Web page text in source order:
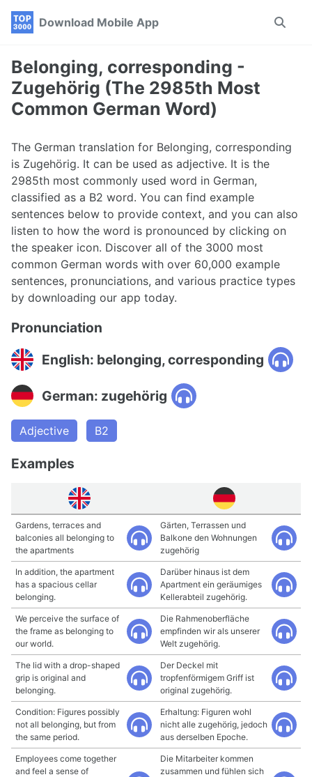
Skip
navigation
Skip
Skip
Download Mobile App
Toggle
Belonging, corresponding -
Zugehörig (The 2985th Most
Common German Word)
The German translation for Belonging, corresponding
is Zugehörig. It can be used as adjective. It is the
2985th most commonly used word in German,
classified as a B2 word. You can find example
sentences below to provide context, and you can also
listen to how the word is pronounced by clicking on
the speaker icon. Discover all of the 3000 most
common German words with over 60,000 example
sentences, pronunciations, and various practice types
by downloading our app today.
Pronunciation
English: belonging, corresponding
German: zugehörig
Adjective B2
Examples
Gardens, terraces and
balconies all belonging to
the apartments
Gärten, Terrassen und
Balkone den Wohnungen
zugehörig
In addition, the apartment
has a spacious cellar
belonging.
Darüber hinaus ist dem
Apartment ein geräumiges
Kellerabteil zugehörig.
We perceive the surface of
the frame as belonging to
our world.
Die Rahmenoberfläche
empfinden wir als unserer
Welt zugehörig.
The lid with a drop-shaped
grip is original and
belonging.
Der Deckel mit
tropfenförmigem Griff ist
original zugehörig.
Condition: Figures possibly
not all belonging, but from
the same period.
Erhaltung: Figuren wohl
nicht alle zugehörig, jedoch
aus derselben Epoche.
Employees come together
and feel a sense of
Die Mitarbeiter kommen
zusammen und fühlen sich